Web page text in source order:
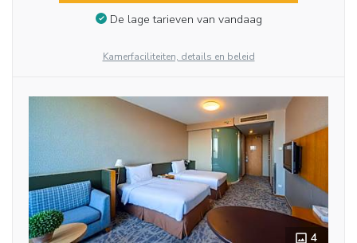
De lage tarieven van vandaag
Kamerfaciliteiten, details en beleid
4